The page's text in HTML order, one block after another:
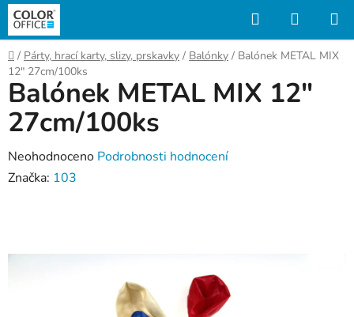
Přejít
obsah
Hledat
KOŠÍK
Domů
/ Párty, hrací karty, slizy, prskavky / Balónky / Balónek METAL MIX
12" 27cm/100ks
Balónek METAL MIX 12"
27cm/100ks
Průměrné
hodnocení
Neohodnoceno Podrobnosti hodnocení
Značka: 103